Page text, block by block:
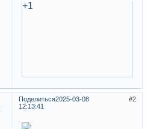
+1
Поделиться 2
2025-03-08
12:13:41